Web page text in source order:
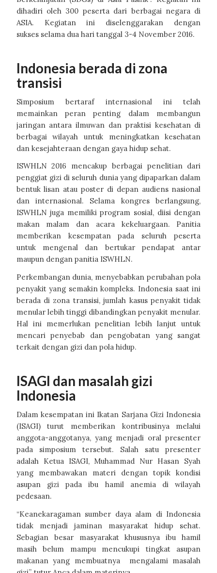
dihadiri oleh 300 peserta dari berbagai negara di
ASIA. Kegiatan ini diselenggarakan dengan
sukses selama dua hari tanggal 3-4 November 2016.
Indonesia berada di zona
transisi
Simposium bertaraf internasional ini telah
memainkan peran penting dalam membangun
jaringan antara ilmuwan dan praktisi kesehatan di
berbagai wilayah untuk meningkatkan kesehatan
dan kesejahteraan dengan gaya hidup sehat.
ISWHLN 2016 mencakup berbagai penelitian dari
penggiat gizi di seluruh dunia yang dipaparkan dalam
bentuk lisan atau poster di depan audiens nasional
dan internasional. Selama kongres berlangsung,
ISWHLN juga memiliki program sosial, diisi dengan
makan malam dan acara kekeluargaan. Panitia
memberikan kesempatan pada seluruh peserta
untuk mengenal dan bertukar pendapat antar
maupun dengan panitia ISWHLN.
Perkembangan dunia, menyebabkan perubahan pola
penyakit yang semakin kompleks. Indonesia saat ini
berada di zona transisi, jumlah kasus penyakit tidak
menular lebih tinggi dibandingkan penyakit menular.
Hal ini memerlukan penelitian lebih lanjut untuk
mencari penyebab dan pengobatan yang sangat
terkait dengan gizi dan pola hidup.
ISAGI dan masalah gizi
Indonesia
Dalam kesempatan ini Ikatan Sarjana Gizi Indonesia
(ISAGI) turut memberikan kontribusinya melalui
anggota-anggotanya, yang menjadi oral presenter
pada simposium tersebut. Salah satu presenter
adalah Ketua ISAGI, Muhammad Nur Hasan Syah
yang membawakan materi dengan topik kondisi
asupan gizi pada ibu hamil anemia di wilayah
pedesaan.
“Keanekaragaman sumber daya alam di Indonesia
tidak menjadi jaminan masyarakat hidup sehat.
Sebagian besar masyarakat khususnya ibu hamil
masih belum mampu mencukupi tingkat asupan
makanan yang membuatnya mengalami masalah